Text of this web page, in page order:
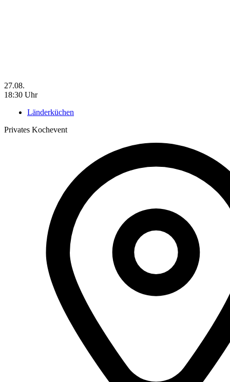
27.08.
18:30 Uhr
Länderküchen
Privates Kochevent